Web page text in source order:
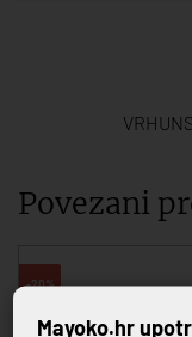
Povezani
-20%
Mayoko.hr